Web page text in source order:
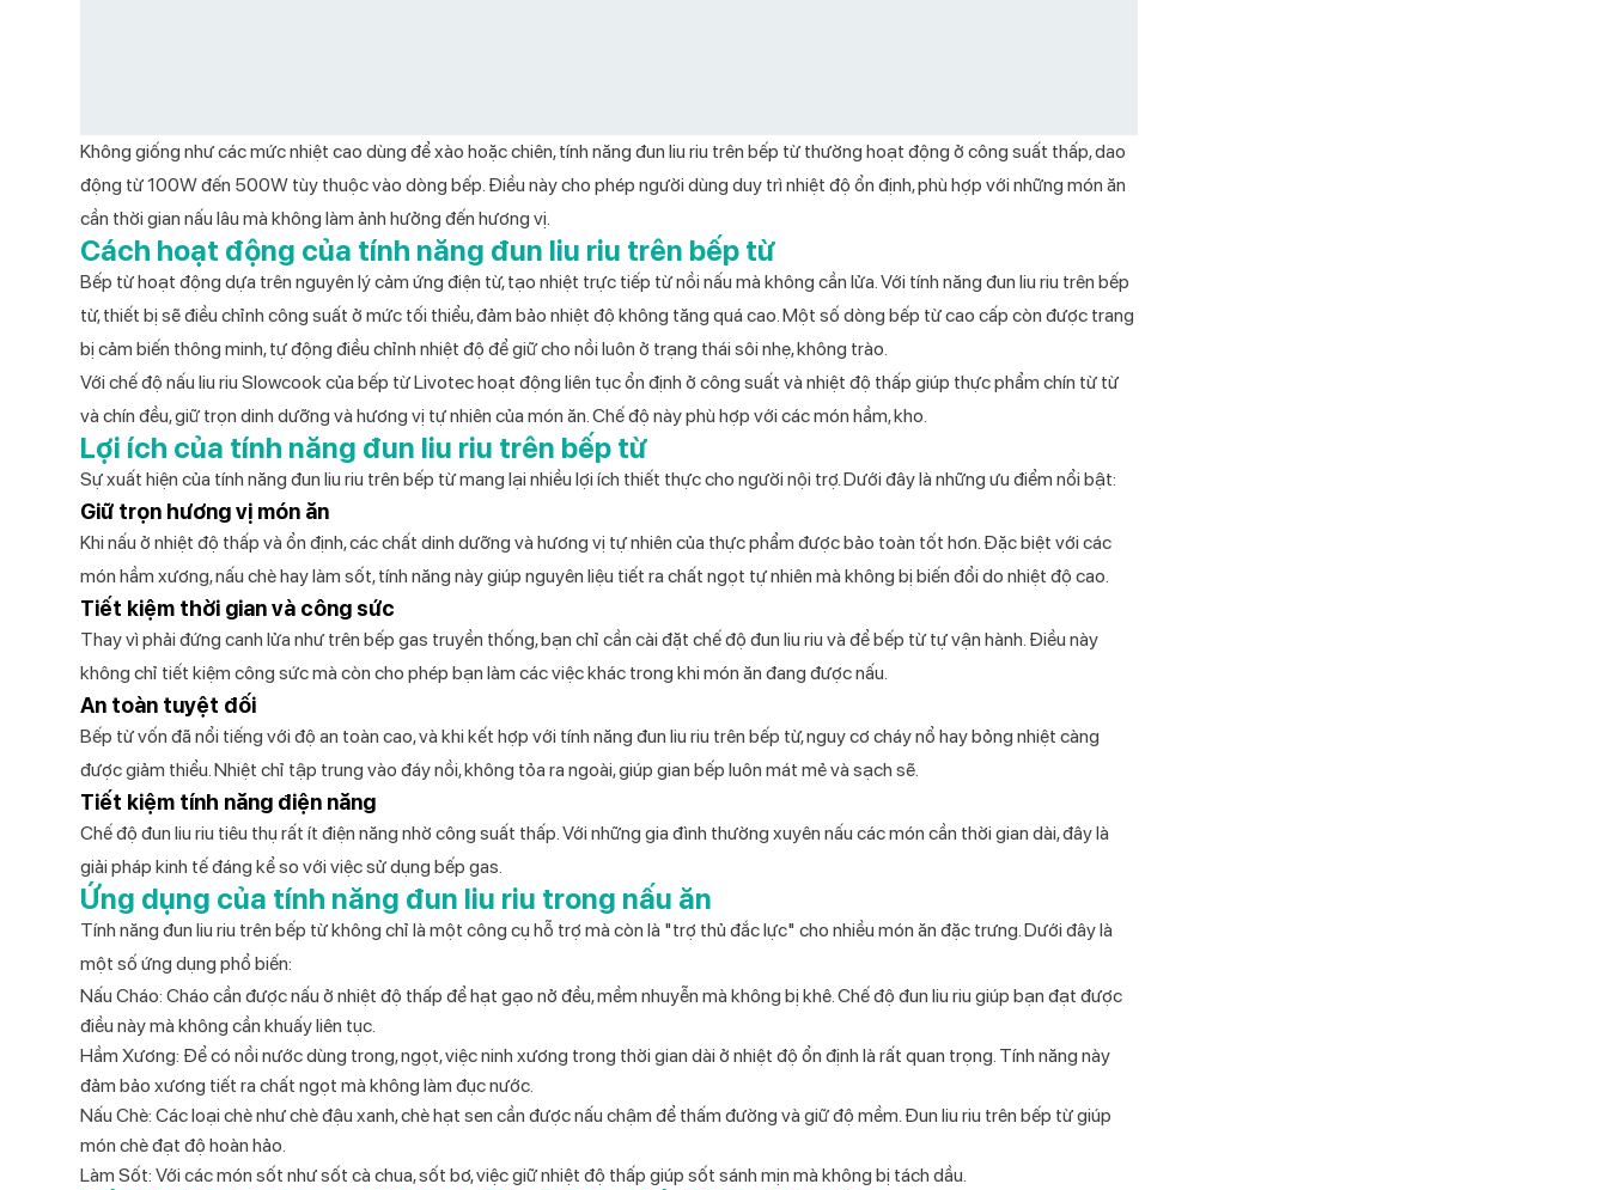
Không giống như các mức nhiệt cao dùng để xào hoặc chiên, tính năng đun liu riu trên bếp từ thường hoạt động ở công suất thấp, dao
động từ 100W đến 500W tùy thuộc vào dòng bếp. Điều này cho phép người dùng duy trì nhiệt độ ổn định, phù hợp với những món ăn
cần thời gian nấu lâu mà không làm ảnh hưởng đến hương vị.
Cách hoạt động của tính năng đun liu riu trên bếp từ
Bếp từ hoạt động dựa trên nguyên lý cảm ứng điện từ, tạo nhiệt trực tiếp từ nồi nấu mà không cần lửa. Với tính năng đun liu riu trên bếp
từ, thiết bị sẽ điều chỉnh công suất ở mức tối thiểu, đảm bảo nhiệt độ không tăng quá cao. Một số dòng bếp từ cao cấp còn được trang
bị cảm biến thông minh, tự động điều chỉnh nhiệt độ để giữ cho nồi luôn ở trạng thái sôi nhẹ, không trào.
Với chế độ nấu liu riu Slowcook của bếp từ Livotec hoạt động liên tục ổn định ở công suất và nhiệt độ thấp giúp thực phẩm chín từ từ
và chín đều, giữ trọn dinh dưỡng và hương vị tự nhiên của món ăn. Chế độ này phù hợp với các món hầm, kho.
Lợi ích của tính năng đun liu riu trên bếp từ
Sự xuất hiện của tính năng đun liu riu trên bếp từmang lại nhiều lợi ích thiết thực cho người nội trợ. Dưới đây là những ưu điểm nổi bật:
Giữ trọn hương vị món ăn
Khi nấu ở nhiệt độ thấp và ổn định, các chất dinh dưỡng và hương vị tự nhiên của thực phẩm được bảo toàn tốt hơn. Đặc biệt với các
món hầm xương, nấu chè hay làm sốt, tính năng này giúp nguyên liệu tiết ra chất ngọt tự nhiên mà không bị biến đổi do nhiệt độ cao.
Tiết kiệm thời gian và công sức
Thay vì phải đứng canh lửa như trên bếp gas truyền thống, bạn chỉ cần cài đặt chế độ đun liu riu và để bếp từ tự vận hành. Điều này
không chỉ tiết kiệm công sức mà còn cho phép bạn làm các việc khác trong khi món ăn đang được nấu.
An toàn tuyệt đối
Bếp từ vốn đã nổi tiếng với độ an toàn cao, và khi kết hợp với tính năng đun liu riu trên bếp từ, nguy cơ cháy nổ hay bỏng nhiệt càng
được giảm thiểu. Nhiệt chỉ tập trung vào đáy nồi, không tỏa ra ngoài, giúp gian bếp luôn mát mẻ và sạch sẽ.
Tiết kiệm tính năng điện năng
Chế độ đun liu riu tiêu thụ rất ít điện năng nhờ công suất thấp. Với những gia đình thường xuyên nấu các món cần thời gian dài, đây là
giải pháp kinh tế đáng kể so với việc sử dụng bếp gas.
Ứng dụng của tính năng đun liu riu trong nấu ăn
Tính năng đun liu riu trên bếp từkhông chỉ là một công cụ hỗ trợ mà còn là "trợ thủ đắc lực" cho nhiều món ăn đặc trưng. Dưới đây là
một số ứng dụng phổ biến:
Nấu Cháo: Cháo cần được nấu ở nhiệt độ thấp để hạt gạo nở đều, mềm nhuyễn mà không bị khê. Chế độ đun liu riu giúp bạn đạt được
điều này mà không cần khuấy liên tục.
Hầm Xương: Để có nồi nước dùng trong, ngọt, việc ninh xương trong thời gian dài ở nhiệt độ ổn định là rất quan trọng. Tính năng này
đảm bảo xương tiết ra chất ngọt mà không làm đục nước.
Nấu Chè: Các loại chè như chè đậu xanh, chè hạt sen cần được nấu chậm để thấm đường và giữ độ mềm. Đun liu riu trên bếp từ giúp
món chè đạt độ hoàn hảo.
Làm Sốt: Với các món sốt như sốt cà chua, sốt bơ, việc giữ nhiệt độ thấp giúp sốt sánh mịn mà không bị tách dầu.